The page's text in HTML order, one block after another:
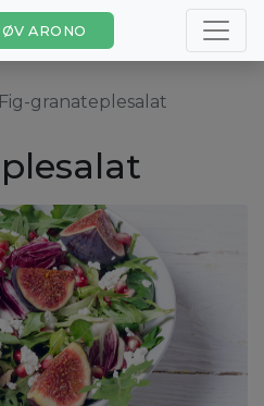
ARONO
Fig-granateplesalat